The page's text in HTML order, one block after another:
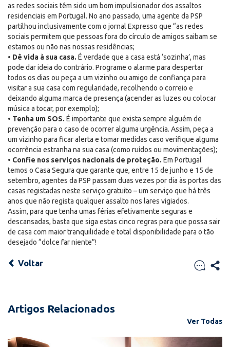
as redes sociais têm sido um bom impulsionador dos assaltos
residenciais em Portugal. No ano passado, uma agente da PSP
partilhou inclusivamente com o jornal Expresso que “as redes
sociais permitem que pessoas fora do círculo de amigos saibam se
estamos ou não nas nossas residências;
• Dê vida à sua casa. É verdade que a casa está ‘sozinha’, mas
pode dar ideia do contrário. Programe o alarme para despertar
todos os dias ou peça a um vizinho ou amigo de confiança para
visitar a sua casa com regularidade, recolhendo o correio e
deixando alguma marca de presença (acender as luzes ou colocar
música a tocar, por exemplo);
• Tenha um SOS. É importante que exista sempre alguém de
prevenção para o caso de ocorrer alguma urgência. Assim, peça a
um vizinho para ficar alerta e tomar medidas caso verifique alguma
ocorrência estranha na sua casa (como ruídos ou movimentações);
• Confie nos serviços nacionais de proteção. Em Portugal
temos o Casa Segura que garante que, entre 15 de junho e 15 de
setembro, agentes da PSP passam duas vezes por dia às portas das
casas registadas neste serviço gratuito – um serviço que há três
anos que não regista qualquer assalto nos lares vigiados.
Assim, para que tenha umas férias efetivamente seguras e
descansadas, basta que siga estas cinco regras para que possa sair
de casa com maior tranquilidade e total disponibilidade para o tão
desejado “dolce far niente”!
Voltar
Artigos Relacionados
Ver Todas